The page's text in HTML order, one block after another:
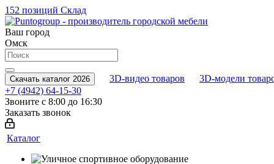
152 позиций Склад
Ваш город
Омск
Скачать каталог 2026 3D-видео товаров
3D-модели
+7 (4942) 64-15-30
Звоните с 8:00 до 16:30
Заказать звонок
Каталог